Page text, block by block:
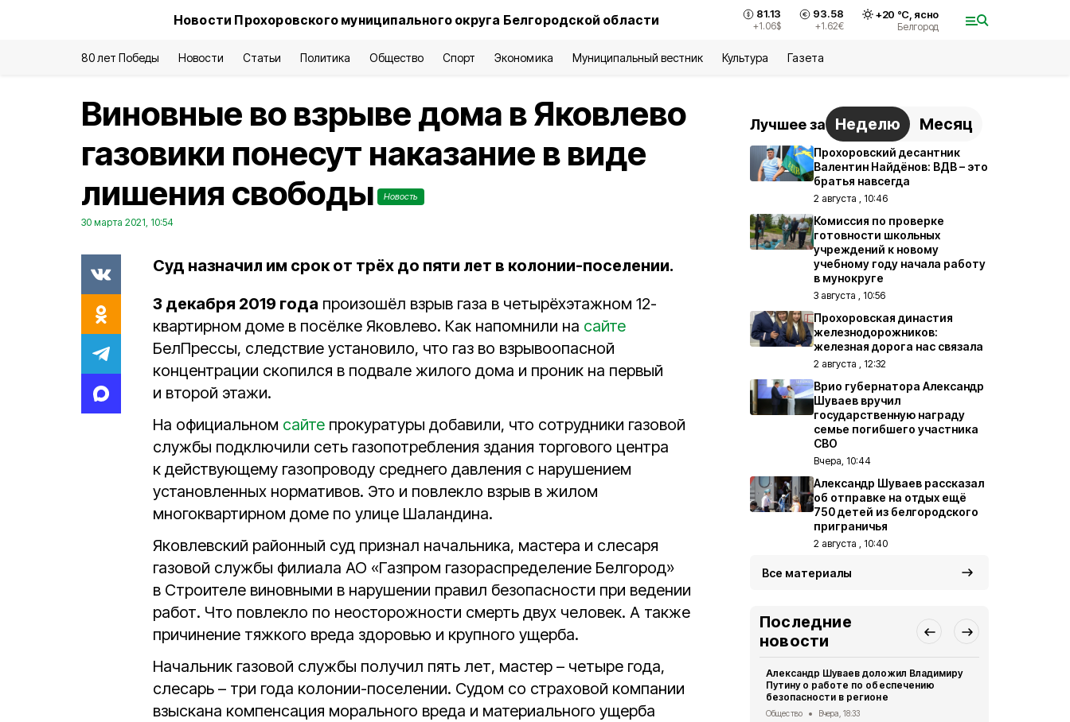
Новости Прохоровского муниципального округа Белгородской области 81.13
+1.06$
93.58
+1.62€
+20 °С, ясно
Белгород
80 лет Победы Новости Статьи Политика Общество Спорт Экономика Муниципальный вестник Культура Газета
Виновные во взрыве дома в Яковлево
газовики понесут наказание в виде
лишения свободы
Новость
30 марта 2021, 10:54
Суд назначил им срок от трёх до пяти лет в колонии-поселении.
3 декабря 2019 года произошёл взрыв газа в четырёхэтажном 12-
квартирном доме в посёлке Яковлево. Как напомнили на сайте
БелПрессы, следствие установило, что газ во взрывоопасной
концентрации скопился в подвале жилого дома и проник на первый
и второй этажи.
На официальном сайте прокуратуры добавили, что сотрудники газовой
службы подключили сеть газопотребления здания торгового центра
к действующему газопроводу среднего давления с нарушением
установленных нормативов. Это и повлекло взрыв в жилом
многоквартирном доме по улице Шаландина.
Яковлевский районный суд признал начальника, мастера и слесаря
газовой службы филиала АО «Газпром газораспределение Белгород»
в Строителе виновными в нарушении правил безопасности при ведении
работ. Что повлекло по неосторожности смерть двух человек. А также
причинение тяжкого вреда здоровью и крупного ущерба.
Начальник газовой службы получил пять лет, мастер – четыре года,
слесарь – три года колонии-поселении. Судом со страховой компании
взыскана компенсация морального вреда и материального ущерба
Лучшее за Неделю Месяц
Прохоровский десантник
Валентин Найдёнов: ВДВ – это
братья навсегда
2 августа , 10:46
Комиссия по проверке
готовности школьных
учреждений к новому
учебному году начала работу
в мунокруге
3 августа , 10:56
Прохоровская династия
железнодорожников:
железная дорога нас связала
2 августа , 12:32
Врио губернатора Александр
Шуваев вручил
государственную награду
семье погибшего участника
СВО
Вчера, 10:44
Александр Шуваев рассказал
об отправке на отдых ещё
750 детей из белгородского
приграничья
2 августа , 10:40
Все материалы
Последние
новости
Александр Шуваев доложил Владимиру
Путину о работе по обеспечению
безопасности в регионе
Общество Вчера, 18:33